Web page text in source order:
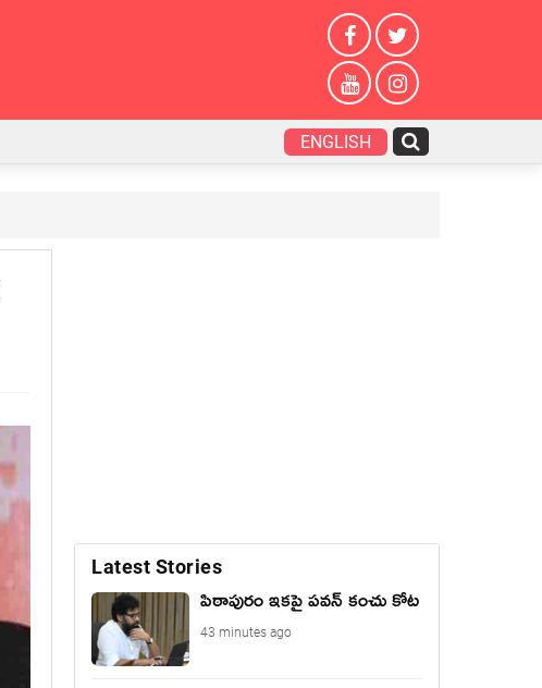
ENGLISH
Latest Stories
పిఠాపురం ఇకపై పవన్ కంచు కోట
43 minutes ago